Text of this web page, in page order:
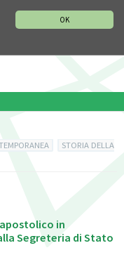
OK
STORIA DELLA
in
Segreteria di Stato